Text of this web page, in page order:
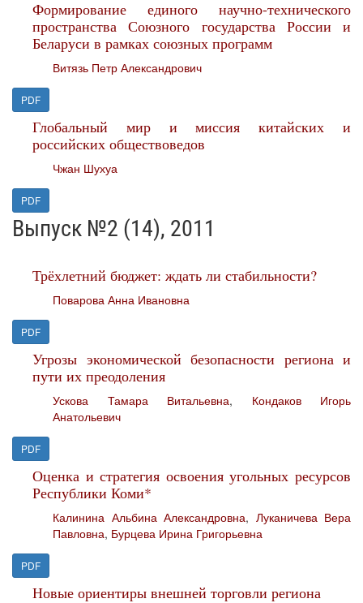
Формирование единого научно-технического
пространства Союзного государства России и
Беларуси в рамках союзных программ
Витязь Петр Александрович
PDF
Глобальный мир и миссия китайских и
российских обществоведов
Чжан Шухуа
PDF
Выпуск №2 (14), 2011
Трёхлетний бюджет: ждать ли стабильности?
Поварова Анна Ивановна
PDF
Угрозы экономической безопасности региона и
пути их преодоления
Ускова Тамара Витальевна, Кондаков Игорь
Анатольевич
PDF
Оценка и стратегия освоения угольных ресурсов
Республики Коми*
Калинина Альбина Александровна, Луканичева Вера
Павловна, Бурцева Ирина Григорьевна
PDF
Новые ориентиры внешней торговли региона